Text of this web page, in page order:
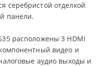
серебристой отделкой
панели.
расположены 3 HDMI
видео и
аудио выходы и